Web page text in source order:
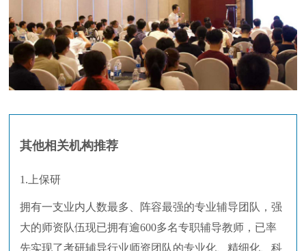
其他相关机构推荐
1.上保研
拥有一支业内人数最多、阵容最强的专业辅导团队，强
大的师资队伍现已拥有逾600多名专职辅导教师，已率
先实现了考研辅导行业师资团队的专业化、精细化、科